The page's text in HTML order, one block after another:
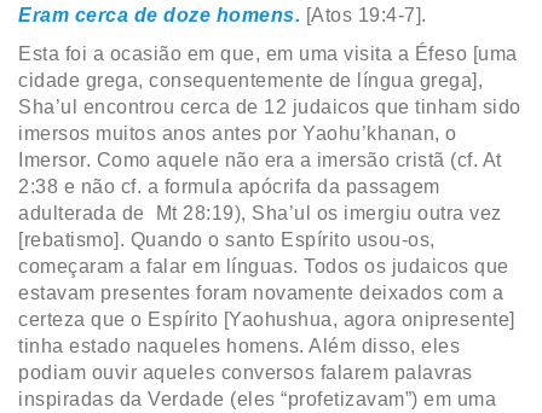
Eram cerca de doze homens. [Atos 19:4-7].
Esta foi a ocasião em que, em uma visita a Éfeso [uma
cidade grega, consequentemente de língua grega],
Sha’ul encontrou cerca de 12 judaicos que tinham sido
imersos muitos anos antes por Yaohu’khanan, o
Imersor. Como aquele não era a imersão cristã (cf. At
2:38 e não cf. a formula apócrifa da passagem
adulterada de Mt 28:19), Sha’ul os imergiu outra vez
[rebatismo]. Quando o santo Espírito usou-os,
começaram a falar em línguas. Todos os judaicos que
estavam presentes foram novamente deixados com a
certeza que o Espírito [Yaohushua, agora onipresente]
tinha estado naqueles homens. Além disso, eles
podiam ouvir aqueles conversos falarem palavras
inspiradas da Verdade (eles “profetizavam”) em uma